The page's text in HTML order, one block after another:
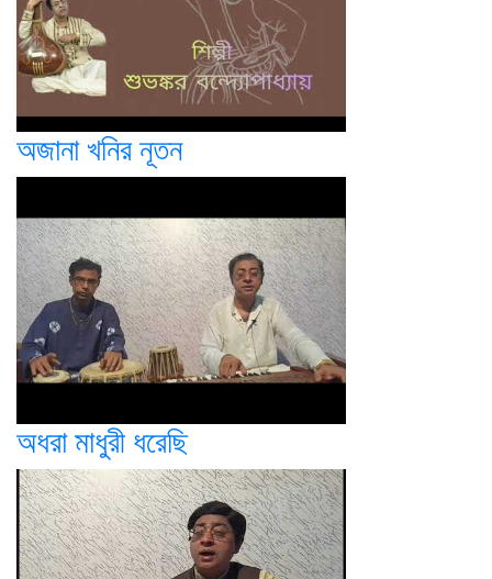
অজানা খনির নূতন
অধরা মাধুরী ধরেছি